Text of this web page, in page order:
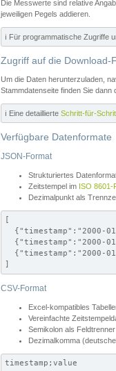
Die Messwerte sind relative
jeweiligen Pegels addieren.
ℹ️ Für programmatische Zugriffe
Zugriff auf die Download-
Um die Daten herunterzuladen,
Stammdatenseite finden Sie
ℹ️ Eine detaillierte Schritt-für-
Verfügbare Datenformate
JSON-Format
Strukturiertes
Zeitstempel im ISO 8601-
Dezimalpunkt als
[
{"timestamp":"2000-
{"timestamp":"2000-
{"timestamp":"2000-
]
CSV-Format
Excel-kompatibles
Vereinfachte
Semikolon als Feldtrenner
Dezimalkomma
timestamp;value